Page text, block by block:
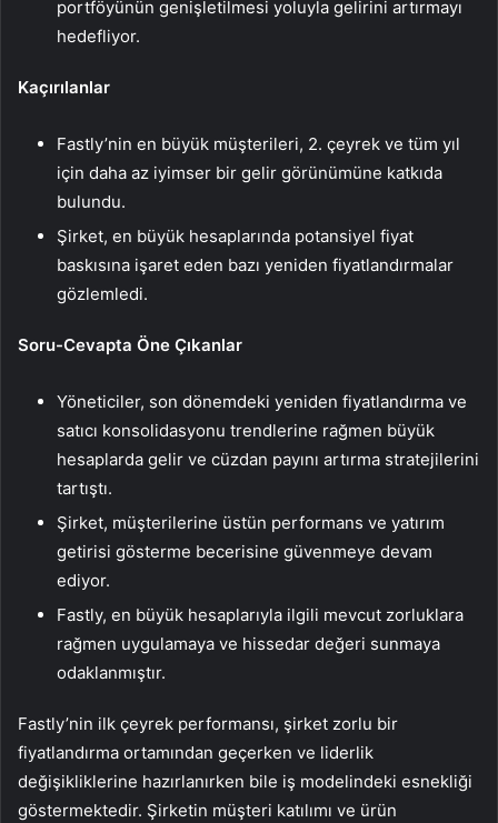
portföyünün genişletilmesi yoluyla gelirini artırmayı
hedefliyor.
Kaçırılanlar
Fastly’nin en büyük müşterileri, 2. çeyrek ve tüm yıl
için daha az iyimser bir gelir görünümüne katkıda
bulundu.
Şirket, en büyük hesaplarında potansiyel fiyat
baskısına işaret eden bazı yeniden fiyatlandırmalar
gözlemledi.
Soru-Cevapta Öne Çıkanlar
Yöneticiler, son dönemdeki yeniden fiyatlandırma ve
satıcı konsolidasyonu trendlerine rağmen büyük
hesaplarda gelir ve cüzdan payını artırma stratejilerini
tartıştı.
Şirket, müşterilerine üstün performans ve yatırım
getirisi gösterme becerisine güvenmeye devam
ediyor.
Fastly, en büyük hesaplarıyla ilgili mevcut zorluklara
rağmen uygulamaya ve hissedar değeri sunmaya
odaklanmıştır.
Fastly’nin ilk çeyrek performansı, şirket zorlu bir
fiyatlandırma ortamından geçerken ve liderlik
değişikliklerine hazırlanırken bile iş modelindeki esnekliği
göstermektedir. Şirketin müşteri katılımı ve ürün